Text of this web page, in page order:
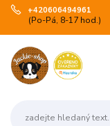
+420606494961
(Po-Pá, 8-17 hod.)